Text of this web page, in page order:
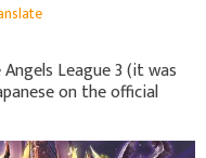
League 3 (it was
on the official